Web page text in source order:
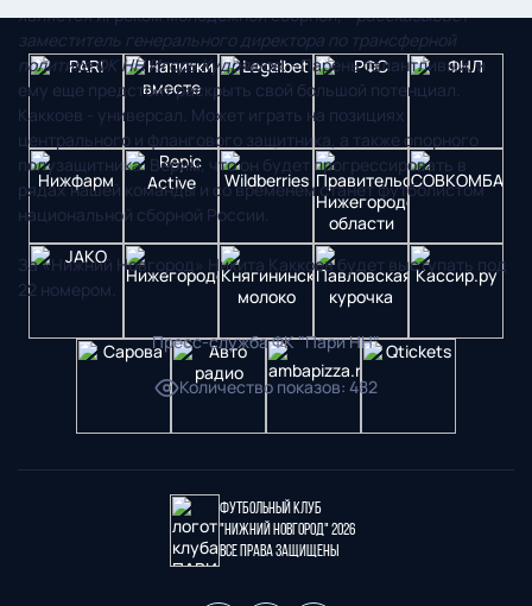
является игроком молодежной сборной,- рассказывает
заместитель генерального директора по трансферной
политике ФК НН Игорь Кудряшов. -Парень талантливый, и
ему еще предстоит раскрыть свой большой потенциал.
Каккоев - универсал. Может играть на позициях
центрального и флангового защитника, а также опорного
полузащитника. Верим, что он будет прогрессировать в
рядах нашей команды и со временем станет футболистом
национальной сборной России.
За «Нижний Новгород» Никита Каккоев будет выступать под
22 номером.
Пресс-служба ФК "Пари НН"
Количество показов: 482
Футбольный клуб
"Нижний Новгород" 2026
Все права защищены